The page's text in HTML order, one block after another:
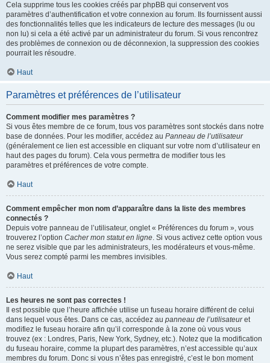
Cela supprime tous les cookies créés par phpBB qui conservent vos
paramètres d’authentification et votre connexion au forum. Ils fournissent aussi
des fonctionnalités telles que les indicateurs de lecture des messages (lu ou
non lu) si cela a été activé par un administrateur du forum. Si vous rencontrez
des problèmes de connexion ou de déconnexion, la suppression des cookies
pourrait les résoudre.
Haut
Paramètres et préférences de l’utilisateur
Comment modifier mes paramètres ?
Si vous êtes membre de ce forum, tous vos paramètres sont stockés dans notre
base de données. Pour les modifier, accédez au Panneau de l’utilisateur
(généralement ce lien est accessible en cliquant sur votre nom d’utilisateur en
haut des pages du forum). Cela vous permettra de modifier tous les
paramètres et préférences de votre compte.
Haut
Comment empêcher mon nom d’apparaître dans la liste des membres
connectés ?
Depuis votre panneau de l’utilisateur, onglet « Préférences du forum », vous
trouverez l’option Cacher mon statut en ligne. Si vous activez cette option vous
ne serez visible que par les administrateurs, les modérateurs et vous-même.
Vous serez compté parmi les membres invisibles.
Haut
Les heures ne sont pas correctes !
Il est possible que l’heure affichée utilise un fuseau horaire différent de celui
dans lequel vous êtes. Dans ce cas, accédez au panneau de l’utilisateuret
modifiez le fuseau horaire afin qu’il corresponde à la zone où vous vous
trouvez (ex : Londres, Paris, New York, Sydney, etc.). Notez que la modification
du fuseau horaire, comme la plupart des paramètres, n’est accessible qu’aux
membres du forum. Donc si vous n’êtes pas enregistré, c’est le bon moment